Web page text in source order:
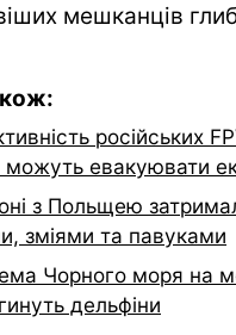
мешканців
російських
можуть евакуювати
з Польщею
зміями та павуками
Чорного моря на
дельфіни